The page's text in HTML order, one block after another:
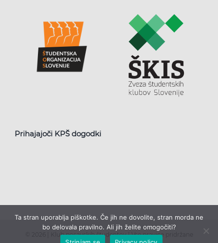
Prihajajoči KPŠ dogodki
2026 | Klub posavskih študentov | Vse pravice pridržane
Ta stran uporablja piškotke. Če jih ne dovolite, stran morda ne
bo delovala pravilno. Ali jih želite omogočiti?